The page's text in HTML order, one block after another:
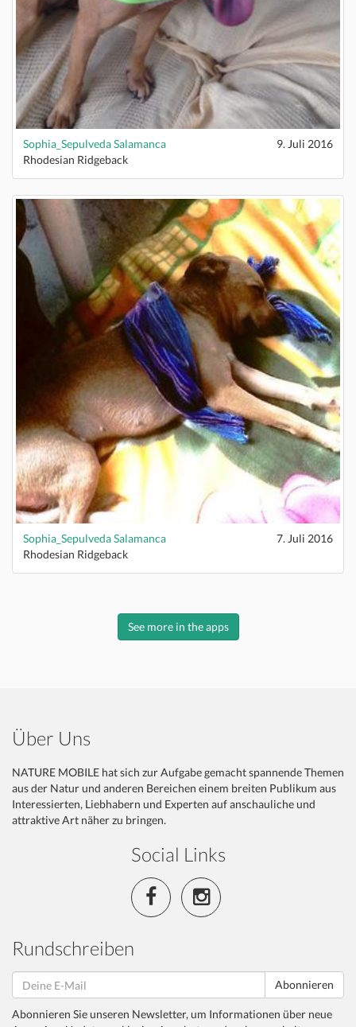
Sophia_Sepulveda Salamanca
9. Juli 2016
Rhodesian Ridgeback
Sophia_Sepulveda Salamanca
7. Juli 2016
Rhodesian Ridgeback
See more in the apps
Über Uns
NATURE MOBILE hat sich zur Aufgabe gemacht spannende Themen
aus der Natur und anderen Bereichen einem breiten Publikum aus
Interessierten, Liebhabern und Experten auf anschauliche und
attraktive Art näher zu bringen.
Social Links
Rundschreiben
Abonnieren
Abonnieren Sie unseren Newsletter, um Informationen über neue